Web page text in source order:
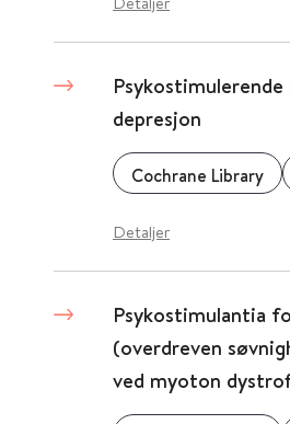
depresjon
Cochrane Library
Detaljer
Psykostimulantia
(overdreven
ved myoton